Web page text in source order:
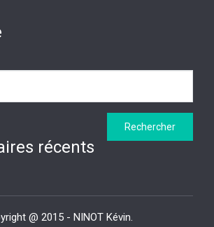
récents
@ 2015 - NINOT Kévin.